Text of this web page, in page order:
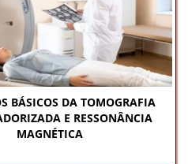
BÁSICOS DA TOMOGRAFIA
E RESSONÂNCIA
MAGNÉTICA